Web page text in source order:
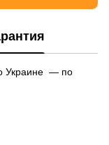
Украине — по